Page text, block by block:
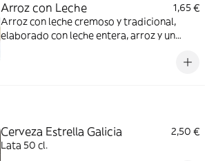
Arroz con Leche
1,65 €
Arroz con leche cremoso y tradicional,
elaborado con leche entera, arroz y un
Cerveza Estrella Galicia
2,50 €
Lata 50 cl.